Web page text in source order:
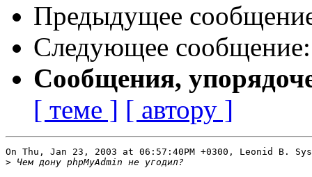
Предыдущее
Следующее
Сообщения,
[ теме ] [ автору ]
On Thu, Jan 23, 2003 at 06:57:40PM +0300, Leonid B.
>